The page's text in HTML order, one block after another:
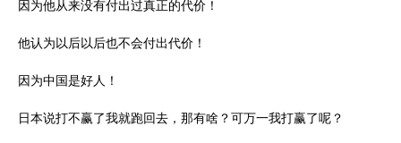
因为他从来没有付出过真正的代价！
他认为以后以后也不会付出代价！
因为中国是好人！
日本说打不赢了我就跑回去，那有啥？可万一我打赢了呢？